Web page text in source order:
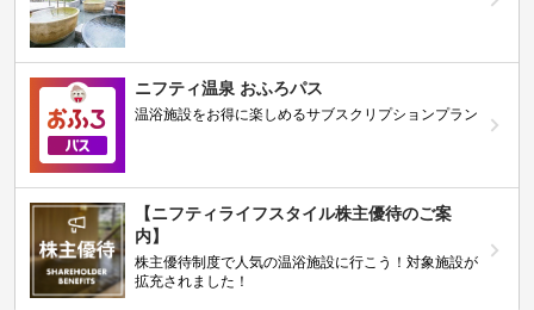
ニフティ温泉 おふろパス
温浴施設をお得に楽しめるサブスクリプションプラン
【ニフティライフスタイル株主優待のご案
内】
株主優待制度で人気の温浴施設に行こう！対象施設が
拡充されました！